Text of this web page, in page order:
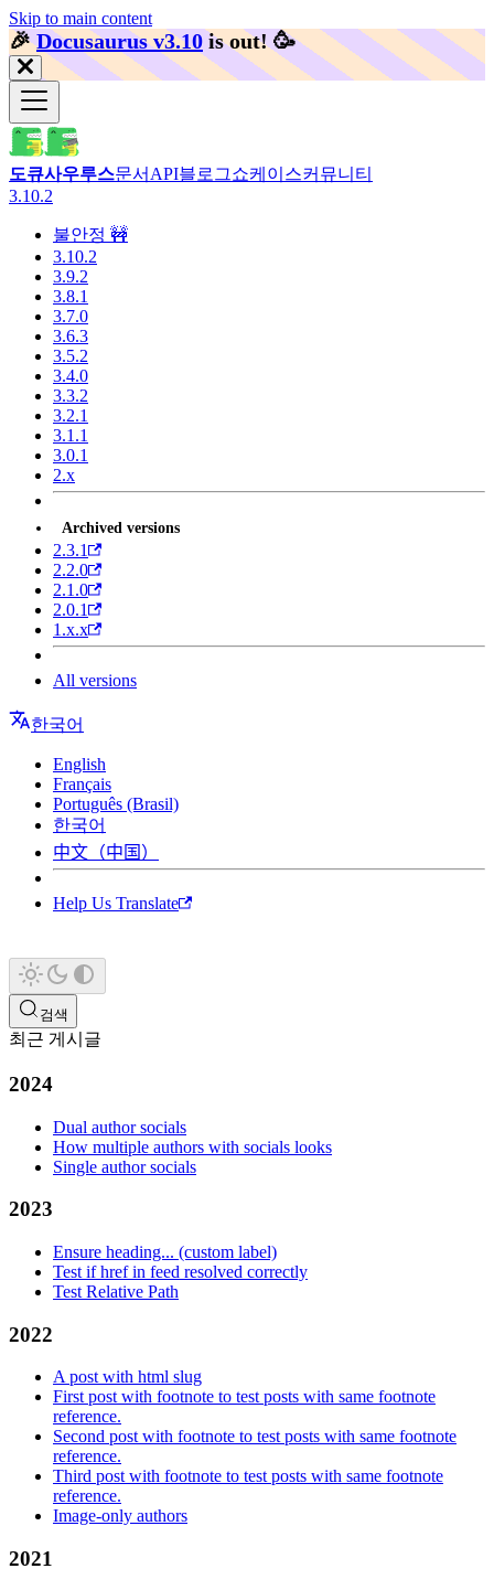
Skip to main content
🎉️Docusaurus v3.10 is out! 🥳️
도큐사우루스문서 API블로그쇼케이스커뮤니티
3.10.2
불안정 🚧
3.10.2
3.9.2
3.8.1
3.7.0
3.6.3
3.5.2
3.4.0
3.3.2
3.2.1
3.1.1
3.0.1
2.x
Archived versions
2.3.1
2.2.0
2.1.0
2.0.1
1.x.x
All versions
한국어
English
Français
Português (Brasil)
한국어
中文（中国）
Help Us Translate
검색
최근 게시글
2024
Dual author socials
How multiple authors with socials looks
Single author socials
2023
Ensure heading... (custom label)
Test if href in feed resolved correctly
Test Relative Path
2022
A post with html slug
First post with footnote to test posts with same footnote
reference.
Second post with footnote to test posts with same footnote
reference.
Third post with footnote to test posts with same footnote
reference.
Image-only authors
2021